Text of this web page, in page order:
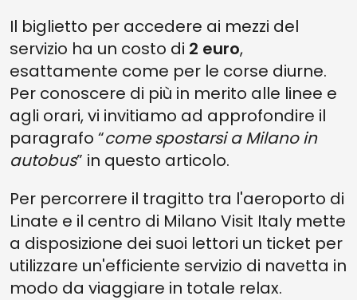
Il biglietto per accedere ai mezzi del
servizio ha un costo di 2 euro,
esattamente come per le corse diurne.
Per conoscere di più in merito alle linee e
agli orari, vi invitiamo ad approfondire il
paragrafo “come spostarsi a Milano in
autobus” in questo articolo.
Per percorrere il tragitto tra l'aeroporto di
Linate e il centro di Milano Visit Italy mette
a disposizione dei suoi lettori un ticket per
utilizzare un'efficiente servizio di navetta in
modo da viaggiare in totale relax.